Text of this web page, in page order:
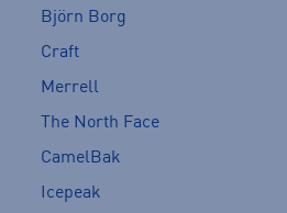
Björn Borg
Craft
Merrell
The North Face
CamelBak
Icepeak